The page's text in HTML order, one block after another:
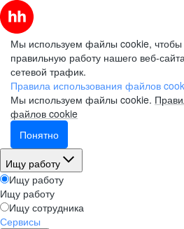
Мы используем файлы cookie, чтобы
правильную работу нашего веб-
сетевой трафик.
Правила использования файлов
Мы используем файлы cookie.
файлов cookie
Понятно
Ищу работу
Ищу работу
Ищу работу
Ищу сотрудника
Сервисы